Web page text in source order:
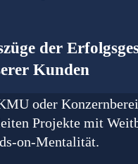
der
Kunden
oder
Projekte mit
on-Mentalität.